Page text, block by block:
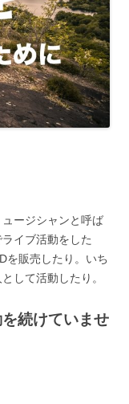
ージシャンと呼ば
イブ活動をした
を販売したり。いち
して活動したり。
続けていませ